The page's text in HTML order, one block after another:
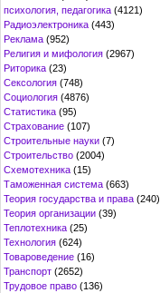
психология, педагогика (4121)
Радиоэлектроника (443)
Реклама (952)
Религия и мифология (2967)
Риторика (23)
Сексология (748)
Социология (4876)
Статистика (95)
Страхование (107)
Строительные науки (7)
Строительство (2004)
Схемотехника (15)
Таможенная система (663)
Теория государства и права (240)
Теория организации (39)
Теплотехника (25)
Технология (624)
Товароведение (16)
Транспорт (2652)
Трудовое право (136)